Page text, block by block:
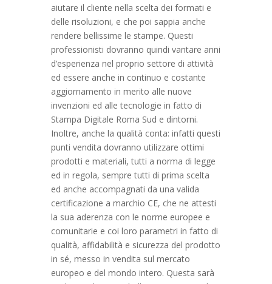
aiutare il cliente nella scelta dei formati e
delle risoluzioni, e che poi sappia anche
rendere bellissime le stampe. Questi
professionisti dovranno quindi vantare anni
d’esperienza nel proprio settore di attività
ed essere anche in continuo e costante
aggiornamento in merito alle nuove
invenzioni ed alle tecnologie in fatto di
Stampa Digitale Roma Sud e dintorni.
Inoltre, anche la qualità conta: infatti questi
punti vendita dovranno utilizzare ottimi
prodotti e materiali, tutti a norma di legge
ed in regola, sempre tutti di prima scelta
ed anche accompagnati da una valida
certificazione a marchio CE, che ne attesti
la sua aderenza con le norme europee e
comunitarie e coi loro parametri in fatto di
qualità, affidabilità e sicurezza del prodotto
in sé, messo in vendita sul mercato
europeo e del mondo intero. Questa sarà